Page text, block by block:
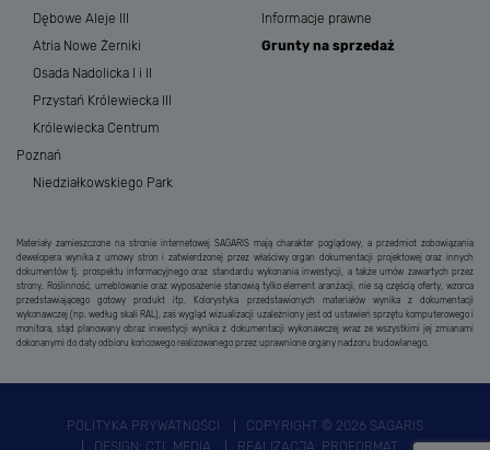
Dębowe Aleje III
Atria Nowe Żerniki
Osada Nadolicka I i II
Przystań Królewiecka III
Królewiecka Centrum
Poznań
Niedziałkowskiego Park
Informacje prawne
Grunty na sprzedaż
Materiały zamieszczone na stronie internetowej SAGARIS mają charakter poglądowy, a przedmiot zobowiązania
dewelopera wynika z umowy stron i zatwierdzonej przez właściwy organ dokumentacji projektowej oraz innych
dokumentów tj. prospektu informacyjnego oraz standardu wykonania inwestycji, a także umów zawartych przez
strony. Roślinność, umeblowanie oraz wyposażenie stanowią tylko element aranżacji, nie są częścią oferty, wzorca
przedstawiającego gotowy produkt itp. Kolorystyka przedstawionych materiałów wynika z dokumentacji
wykonawczej (np. według skali RAL), zaś wygląd wizualizacji uzależniony jest od ustawień sprzętu komputerowego i
monitora, stąd planowany obraz inwestycji wynika z dokumentacji wykonawczej wraz ze wszystkimi jej zmianami
dokonanymi do daty odbioru końcowego realizowanego przez uprawnione organy nadzoru budowlanego.
POLITYKA PRYWATNOŚCI
COPYRIGHT © 2026 SAGARIS
DESIGN: CTL MEDIA REALIZACJA: PROFORMAT